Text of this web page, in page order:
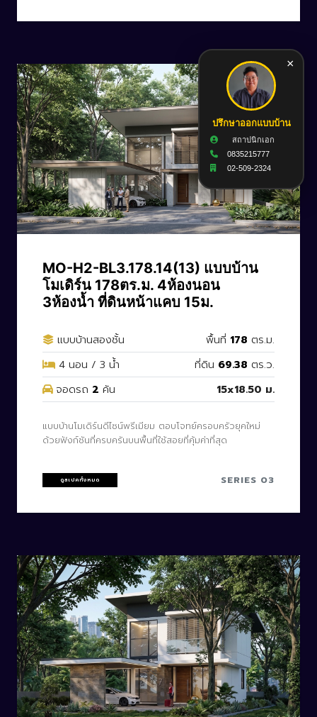
CODE: MO-H2-BL3.178.14(13)
MO-H2-BL3.178.14(13) แบบบ้าน
โมเดิร์น 178ตร.ม. 4ห้องนอน
3ห้องน้ำ ที่ดินหน้าแคบ 15ม.
แบบบ้านสองชั้น พื้นที่ 178 ตร.ม.
4 นอน / 3 น้ำ
ที่ดิน 69.38 ตร.ว.
จอดรถ 2 คัน 15x18.50 ม.
แบบบ้านโมเดิร์นดีไซน์พรีเมียม ตอบโจทย์ครอบครัวยุคใหม่
ด้วยฟังก์ชันที่ครบครันบนพื้นที่ใช้สอยที่คุ้มค่าที่สุด
ดูสเปคทั้งหมด SERIES 03
×
ปรึกษาออกแบบบ้าน
สถาปนิกเอก
0835215777
02-509-2324